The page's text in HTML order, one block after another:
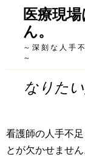
content
医療現
ん。
～深刻な人手
～
なりた
看護師の人手不
とが欠かせませ